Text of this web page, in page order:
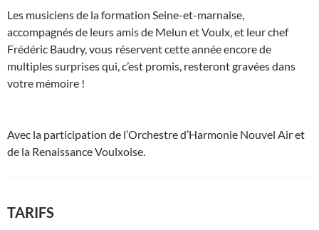
Les musiciens de la formation Seine-et-marnaise,
accompagnés de leurs amis de Melun et Voulx, et leur chef
Frédéric Baudry, vous réservent cette année encore de
multiples surprises qui, c’est promis, resteront gravées dans
votre mémoire !
Avec la participation de l’Orchestre d’Harmonie Nouvel Air et
de la Renaissance Voulxoise.
TARIFS